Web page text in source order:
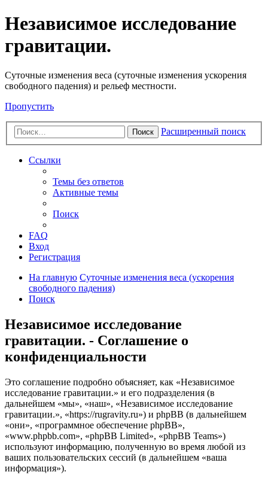
Независимое исследование
гравитации.
Cуточные изменения веса (суточные изменения ускорения
свободного падения) и рельеф местности.
Пропустить
Поиск Расширенный поиск
Ссылки
Темы без ответов
Активные темы
Поиск
FAQ
Вход
Регистрация
На главную Суточные изменения веса (ускорения
свободного падения)
Поиск
Независимое исследование
гравитации. - Соглашение о
конфиденциальности
Это соглашение подробно объясняет, как «Независимое
исследование гравитации.» и его подразделения (в
дальнейшем «мы», «наш», «Независимое исследование
гравитации.», «https://rugravity.ru») и phpBB (в дальнейшем
«они», «программное обеспечение phpBB»,
«www.phpbb.com», «phpBB Limited», «phpBB Teams»)
используют информацию, полученную во время любой из
ваших пользовательских сессий (в дальнейшем «ваша
информация»).